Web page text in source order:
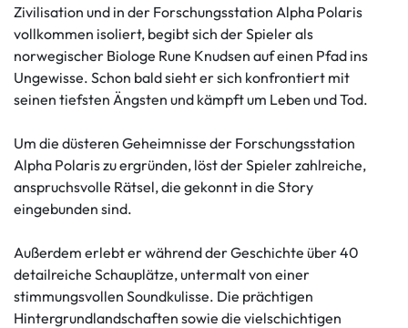
Zivilisation und in der Forschungsstation Alpha Polaris
vollkommen isoliert, begibt sich der Spieler als
norwegischer Biologe Rune Knudsen auf einen Pfad ins
Ungewisse. Schon bald sieht er sich konfrontiert mit
seinen tiefsten Ängsten und kämpft um Leben und Tod.
Um die düsteren Geheimnisse der Forschungsstation
Alpha Polaris zu ergründen, löst der Spieler zahlreiche,
anspruchsvolle Rätsel, die gekonnt in die Story
eingebunden sind.
Außerdem erlebt er während der Geschichte über 40
detailreiche Schauplätze, untermalt von einer
stimmungsvollen Soundkulisse. Die prächtigen
Hintergrundlandschaften sowie die vielschichtigen